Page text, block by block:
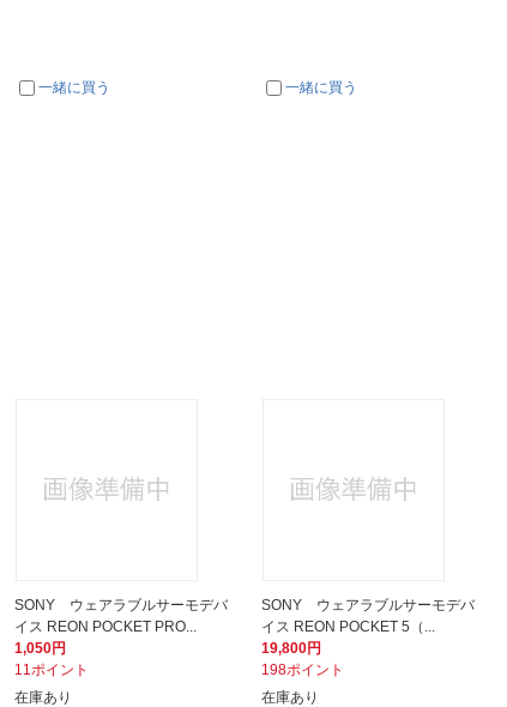
一緒に買う 一緒に買う
SONY ウェアラブルサーモデバ
イス REON POCKET PRO...
1,050円
11ポイント
在庫あり
SONY ウェアラブルサーモデバ
イス REON POCKET 5（...
19,800円
198ポイント
在庫あり